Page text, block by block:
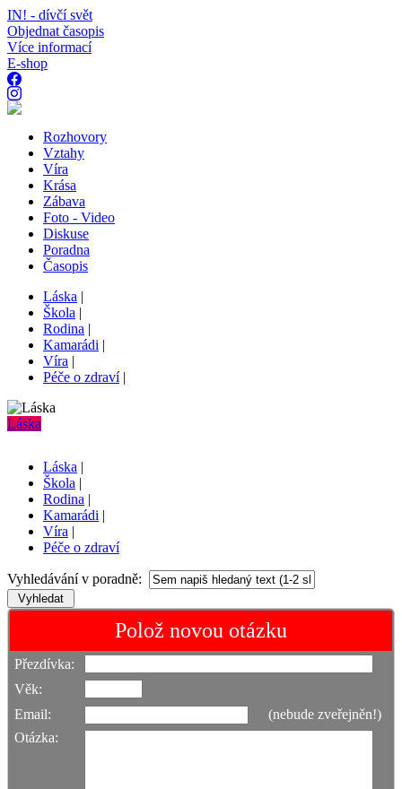
IN! - dívčí svět
Objednat časopis
Více informací
E-shop
Rozhovory
Vztahy
Víra
Krása
Zábava
Foto - Video
Diskuse
Poradna
Časopis
Láska |
Škola |
Rodina |
Kamarádi |
Víra |
Péče o zdraví|
Láska
Láska |
Škola |
Rodina |
Kamarádi |
Víra |
Péče o zdraví
Vyhledávání v poradně:
Polož novou otázku
Přezdívka:
Věk:
Email:
(nebude zveřejněn!)
Otázka: